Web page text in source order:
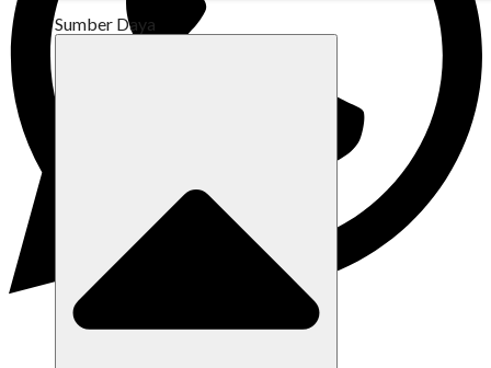
Sumber Daya